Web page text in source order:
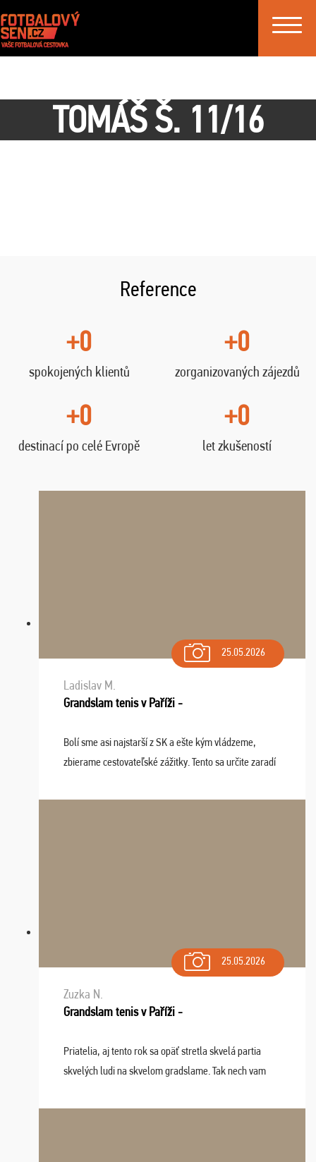
Toggle
TOMÁŠ Š. 11/16
Reference
+0
spokojených klientů
+0
zorganizovaných zájezdů
+0
destinací po celé Evropě
+0
let zkušeností
25.05.2026
Ladislav M.
Grandslam tenis v Paříži -
Bolí sme asi najstarší z SK a ešte kým vládzeme,
zbierame cestovateľské zážitky. Tento sa určite zaradí
osudu - pohodový šefík Meďo, dobrá parti ...
25.05.2026
Zuzka N.
Grandslam tenis v Paříži -
Priatelia, aj tento rok sa opäť stretla skvelá partia
skvelých ludi na skvelom gradslame. Tak nech vam
sa na budúci rok. Prajem vam este veľa ta ...